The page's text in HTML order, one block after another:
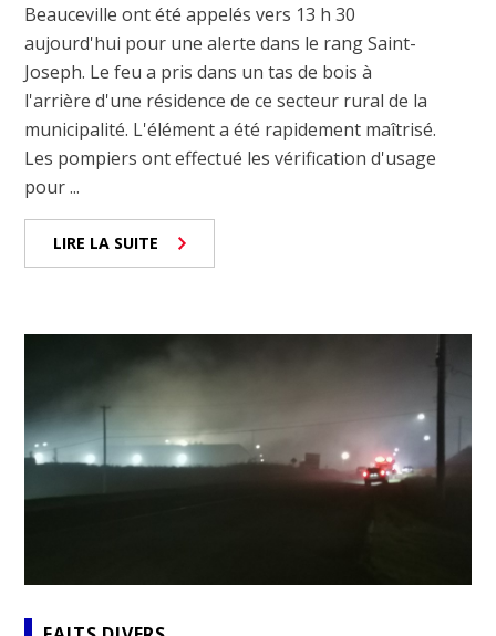
Beauceville ont été appelés vers 13 h 30
aujourd'hui pour une alerte dans le rang Saint-
Joseph. Le feu a pris dans un tas de bois à
l'arrière d'une résidence de ce secteur rural de la
municipalité. L'élément a été rapidement maîtrisé.
Les pompiers ont effectué les vérification d'usage
pour ...
LIRE LA SUITE